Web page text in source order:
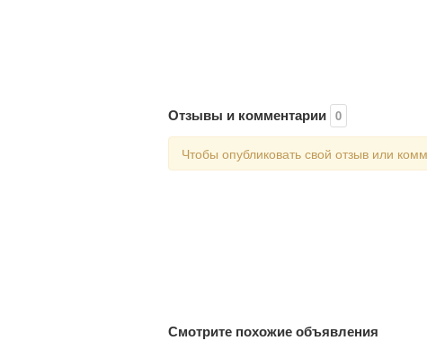
Отзывы и комментарии 0
Чтобы опубликовать свой отзыв или
Смотрите похожие объявления